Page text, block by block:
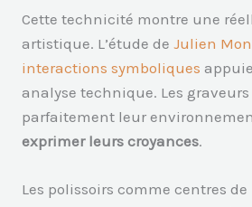
Cette technicité montre une
artistique. L’étude deJulien
interactions symboliques
analyse technique. Les
parfaitement leur
exprimer leurs croyances.
Les polissoirs comme centres